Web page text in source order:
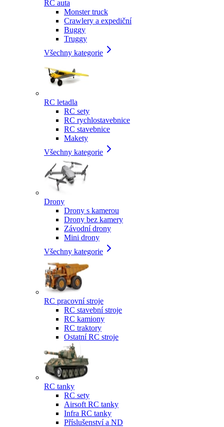
RC auta
Monster truck
Crawlery a expediční
Buggy
Truggy
Všechny kategorie
RC letadla
RC sety
RC rychlostavebnice
RC stavebnice
Makety
Všechny kategorie
Drony
Drony s kamerou
Drony bez kamery
Závodní drony
Mini drony
Všechny kategorie
RC pracovní stroje
RC stavební stroje
RC kamiony
RC traktory
Ostatní RC stroje
RC tanky
RC sety
Airsoft RC tanky
Infra RC tanky
Příslušenství a ND